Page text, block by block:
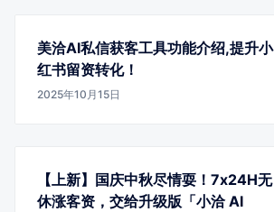
美洽AI私信获客工具功能介绍,提升小
红书留资转化！
2025年10月15日
【上新】国庆中秋尽情耍！7x24H无
休涨客资，交给升级版「小洽 AI